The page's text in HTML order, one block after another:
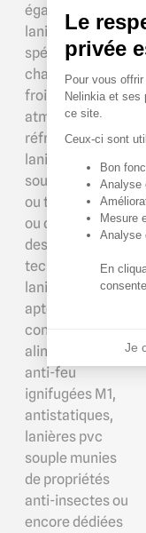
également des
lanières pvc
spécifiques aux
chambres
froides et
atmosphères
réfrigérées, des
lanières pvc
souple opaques
ou translucides
ou destinées à
des usages
techniques :
lanières pvc
aptes au
contact
alimentaire,
anti-feu
ignifugées M1,
antistatiques,
lanières pvc
souple munies
de propriétés
anti-insectes ou
encore dédiées
Le
privée
Pour vous
Nelinkia et ses
ce site.
Ceux-ci sont
Bon
Analyse
Mesure
Analyse
En
Je